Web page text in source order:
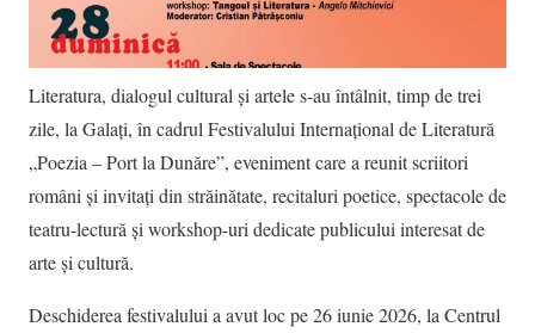
Literatura, dialogul cultural și artele s-au întâlnit, timp de trei
zile, la Galați, în cadrul Festivalului Internațional de Literatură
„Poezia – Port la Dunăre”, eveniment care a reunit scriitori
români și invitați din străinătate, recitaluri poetice, spectacole de
teatru-lectură și workshop-uri dedicate publicului interesat de
arte și cultură.
Deschiderea festivalului a avut loc pe 26 iunie 2026, la Centrul